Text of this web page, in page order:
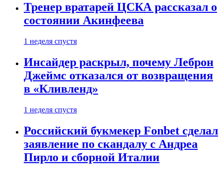
Тренер вратарей ЦСКА рассказал о
состоянии Акинфеева
1 неделя спустя
Инсайдер раскрыл, почему Леброн
Джеймс отказался от возвращения
в «Кливленд»
1 неделя спустя
Российский букмекер Fonbet сделал
заявление по скандалу с Андреа
Пирло и сборной Италии